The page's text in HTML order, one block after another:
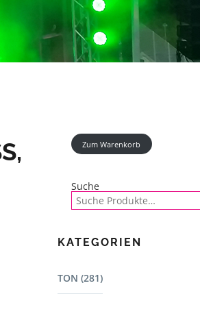
F
Zum Warenkorb
Suche
KATEGORIEN
TON (281)